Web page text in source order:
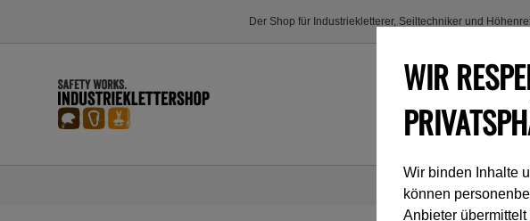
Der Shop für Industriekletterer, Seiltechniker und
WIR
Wir binden Inhalte
können
Anbieter